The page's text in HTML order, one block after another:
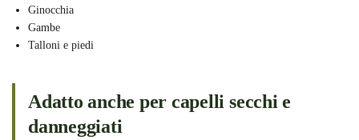
Ginocchia
Gambe
Talloni e piedi
Adatto anche per capelli secchi e
danneggiati